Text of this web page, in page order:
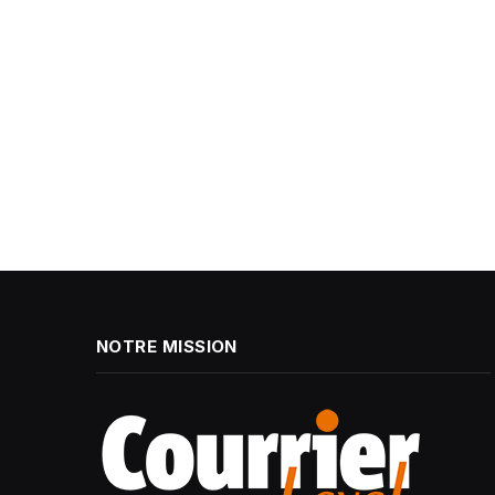
NOTRE MISSION